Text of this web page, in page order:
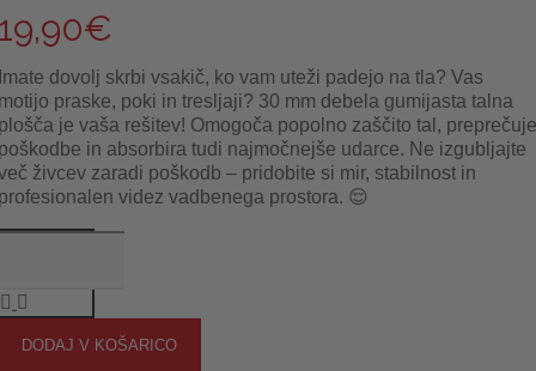
€
dovolj skrbi vsakič, ko vam uteži padejo na tla? Vas
praske, poki in tresljaji? 30 mm debela gumijasta talna
je vaša rešitev! Omogoča popolno zaščito tal, preprečuje
in absorbira tudi najmočnejše udarce. Ne izgubljajte
živcev zaradi poškodb – pridobite si mir, stabilnost in
videz vadbenega prostora. 😌
DODAJ V KOŠARICO